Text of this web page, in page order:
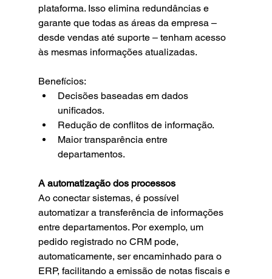
plataforma. Isso elimina redundâncias e
garante que todas as áreas da empresa –
desde vendas até suporte – tenham acesso
às mesmas informações atualizadas.
Benefícios:
Decisões baseadas em dados
unificados.
Redução de conflitos de informação.
Maior transparência entre
departamentos.
A automatização dos processos
Ao conectar sistemas, é possível
automatizar a transferência de informações
entre departamentos. Por exemplo, um
pedido registrado no CRM pode,
automaticamente, ser encaminhado para o
ERP, facilitando a emissão de notas fiscais e